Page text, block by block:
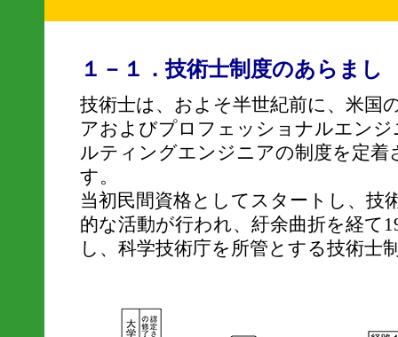
１－１．技術士制度のあらまし
技術士は、およそ半世紀前に、米国
アおよびプロフェッショナルエン
ルティングエンジニアの制度を定
す。
当初民間資格としてスタートし、技
的な活動が行われ、紆余曲折を経て
し、科学技術庁を所管とする技術士